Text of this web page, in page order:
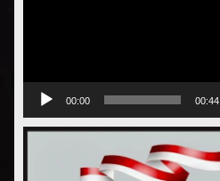
00:00 00:44